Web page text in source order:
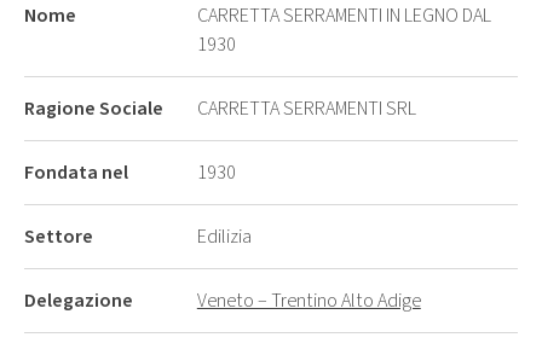
Nome
CARRETTA SERRAMENTI IN LEGNO DAL
1930
Ragione Sociale CARRETTA SERRAMENTI SRL
Fondata nel 1930
Settore Edilizia
Delegazione Veneto – Trentino Alto Adige